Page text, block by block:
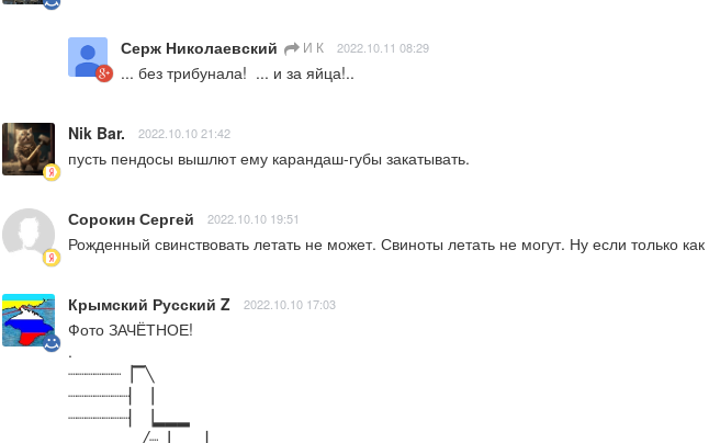
Серж Николаевский И К 2022.10.11 08:29
... без трибунала!  ... и за яйца!..
Nik Bar. 2022.10.10 21:42
пусть пендосы вышлют ему карандаш-губы закатывать.
Сорокин Сергей 2022.10.10 19:51
Рожденный свинствовать летать не может. Свиноты летать не могут. Ну если только
Крымский Русский Z 2022.10.10 17:03
Фото ЗАЧЁТНОЕ!
.
┈┈┈┈┈┈▕▔╲
┈┈┈┈┈┈┈▏▕
┈┈┈┈┈┈┈▏▕▂▂▂